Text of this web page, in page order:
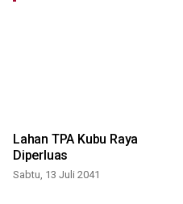
Lahan TPA Kubu Raya
Diperluas
Sabtu, 13 Juli 2041